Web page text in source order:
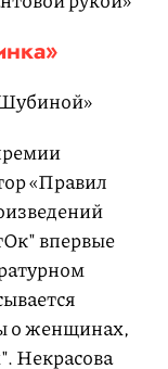
«Правил
впервые
о женщинах,
Некрасова